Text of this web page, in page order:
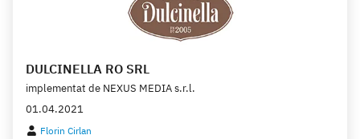
DULCINELLA RO SRL
implementat de NEXUS MEDIA s.r.l.
01.04.2021
Florin Cirlan